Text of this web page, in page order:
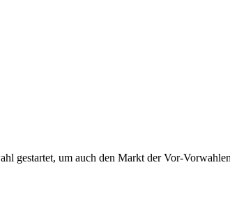
gestartet, um auch den Markt der Vor-